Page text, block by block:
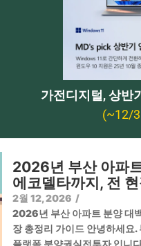
가전디지털, 상반
(~12/
2026년 부산 아파
에코델타까지, 전
2월 12, 2026 /
2026년 부산 아파트 분양 대
장 총정리 가이드 안녕하세요.